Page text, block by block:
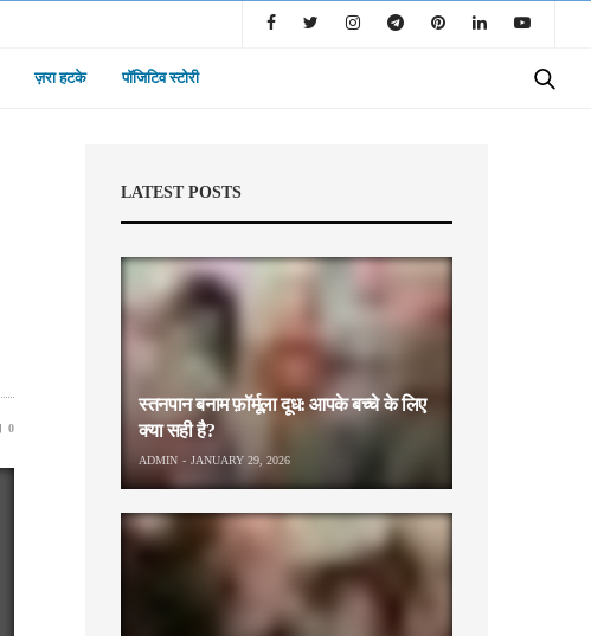
ज़रा हटके पॉजिटिव स्टोरी
0
LATEST POSTS
स्तनपान बनाम फ़ॉर्मूला दूध: आपके बच्चे के लिए
क्या सही है?
ADMIN JANUARY 29, 2026